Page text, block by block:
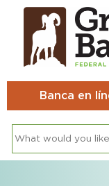
Banca en